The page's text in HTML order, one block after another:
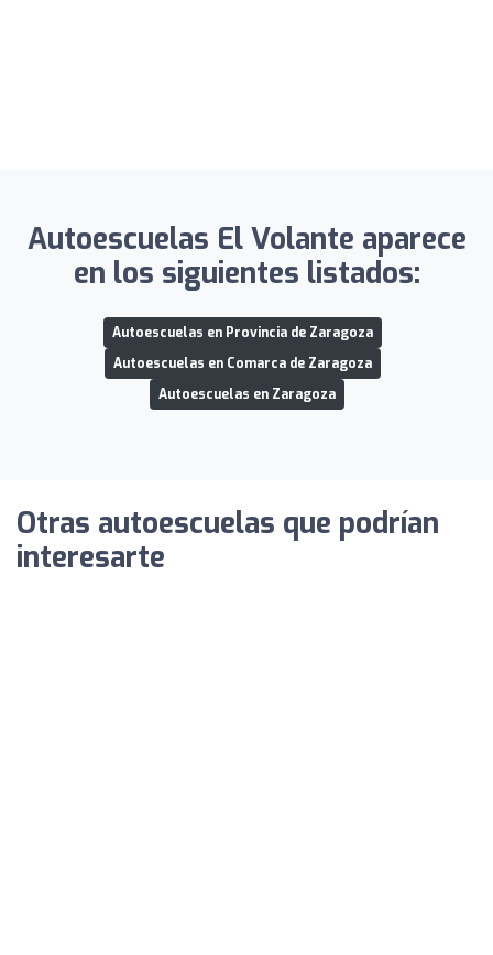
Autoescuelas El Volante aparece
en los siguientes listados:
Autoescuelas en Provincia de Zaragoza
Autoescuelas en Comarca de Zaragoza
Autoescuelas en Zaragoza
Otras autoescuelas que podrían
interesarte